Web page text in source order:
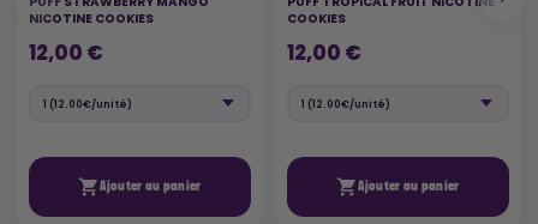
NICOTINE COOKIES
12,00 €
Ajouter au panier
COOKIES
12,00 €
Ajouter au panier